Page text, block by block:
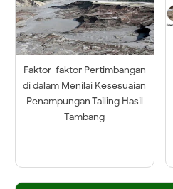
Faktor-faktor Pertimbangan
di dalam Menilai Kesesuaian
Penampungan Tailing Hasil
Tambang